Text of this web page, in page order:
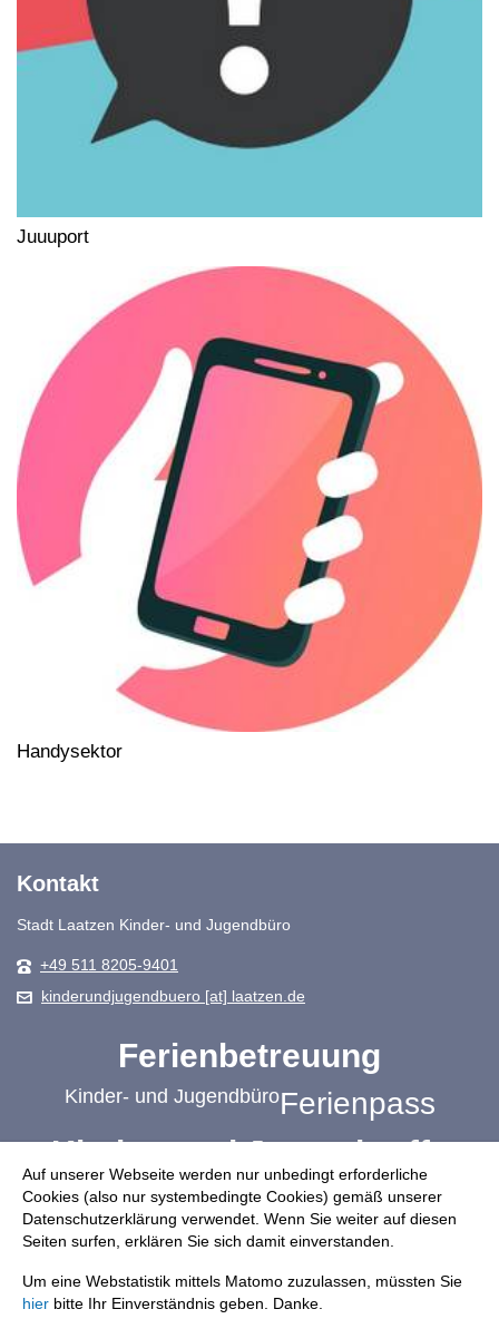
Auf unserer Webseite werden nur unbedingt erforderliche
Cookies (also nur systembedingte Cookies) gemäß unserer
Datenschutzerklärung verwendet. Wenn Sie weiter auf diesen
Seiten surfen, erklären Sie sich damit einverstanden.
Um eine Webstatistik mittels Matomo zuzulassen, müssten Sie
hier bitte Ihr Einverständnis geben. Danke.
Juuuport
Handysektor
Kontakt
Stadt Laatzen Kinder- und Jugendbüro
+49 511 8205-9401
kinderundjugendbuero [at] laatzen.de
Ferienbetreuung
Kinder- und JugendbüroFerienpass
Kinder- und Jugendtreffs
Schulbezogene Jugendsozialarbeit
JugendplätzeEhrenamtMach mit!
Übergang Schule-Beruf